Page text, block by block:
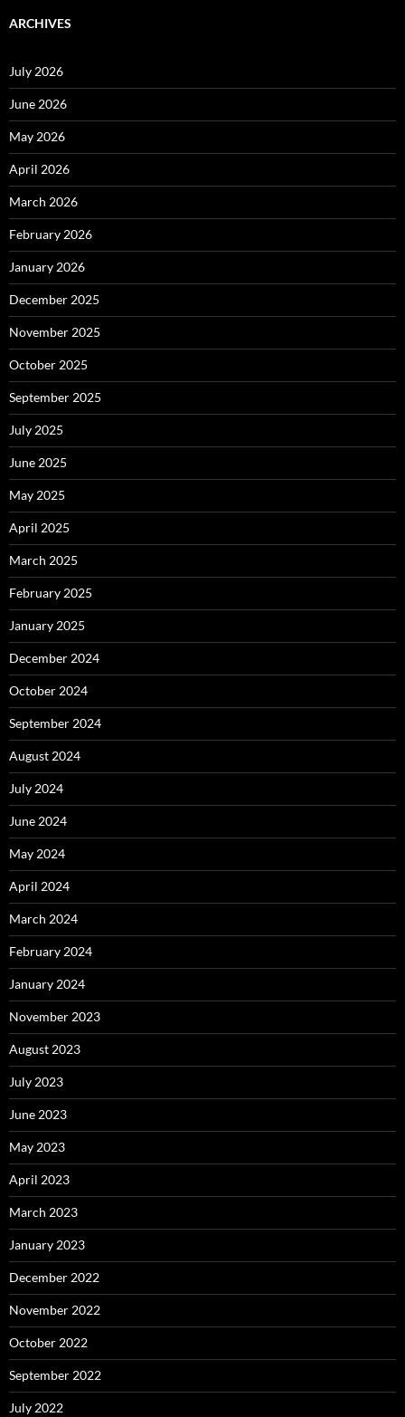
ARCHIVES
July 2026
June 2026
May 2026
April 2026
March 2026
February 2026
January 2026
December 2025
November 2025
October 2025
September 2025
July 2025
June 2025
May 2025
April 2025
March 2025
February 2025
January 2025
December 2024
October 2024
September 2024
August 2024
July 2024
June 2024
May 2024
April 2024
March 2024
February 2024
January 2024
November 2023
August 2023
July 2023
June 2023
May 2023
April 2023
March 2023
January 2023
December 2022
November 2022
October 2022
September 2022
July 2022